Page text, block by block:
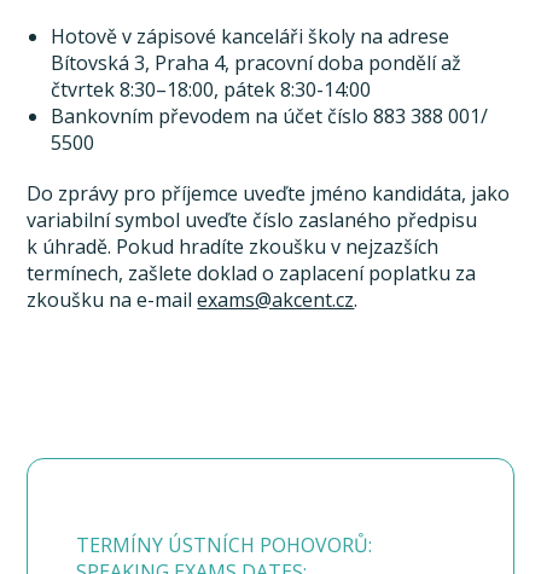
Hotově v zápisové kanceláři školy na adrese
Bítovská 3, Praha 4, pracovní doba pondělí až
čtvrtek 8:30–18:00, pátek 8:30-14:00
Bankovním převodem na účet číslo 883 388 001/
5500
Do zprávy pro příjemce uveďte jméno kandidáta, jako
variabilní symbol uveďte číslo zaslaného předpisu
k úhradě. Pokud hradíte zkoušku v nejzazších
termínech, zašlete doklad o zaplacení poplatku za
zkoušku na e-mailexams@akcent.cz.
TERMÍNY ÚSTNÍCH POHOVORŮ: